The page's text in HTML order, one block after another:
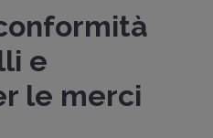
e
le merci